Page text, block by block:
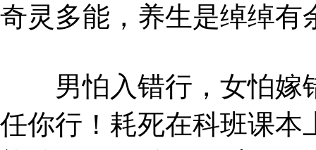
奇灵多能，养生是绰绰有
男怕入错行，女怕嫁
任你行！耗死在科班课本